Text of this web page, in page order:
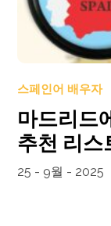
스페인어 배우자
마드리드
추천 리스
25 - 9월 - 2025